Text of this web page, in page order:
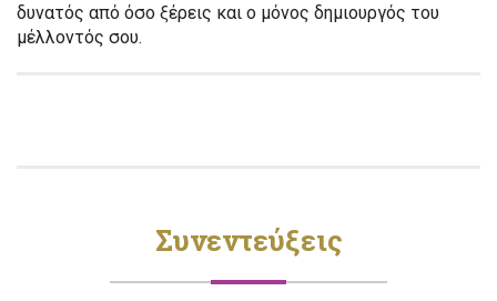
δυνατός από όσο ξέρεις και ο μόνος δημιουργός του
μέλλοντός σου.
Συνεντεύξεις